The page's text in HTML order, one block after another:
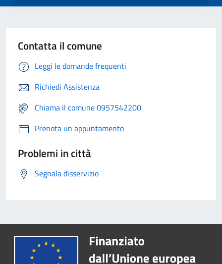
Contatta il comune
Leggi le domande frequenti
Richiedi Assistenza
Chiama il comune 0957542200
Prenota un appuntamento
Problemi in città
Segnala disservizio